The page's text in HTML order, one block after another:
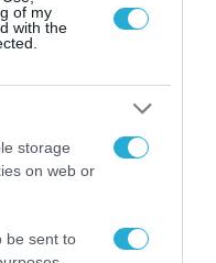
of my
with the
storage
on web or
be sent to
Learning),
και
6G, Metaverse
2018 ημερησίως